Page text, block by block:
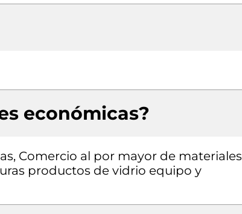
económicas?
Comercio al por mayor de materiales
productos de vidrio equipo y